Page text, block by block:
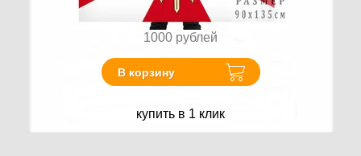
1000 рублей
В корзину
купить в 1 клик